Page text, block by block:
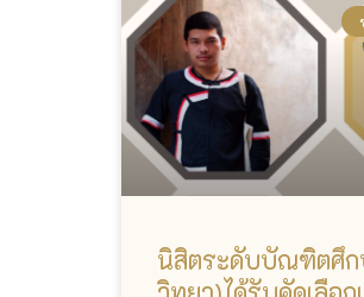
นิสิตระดับบัณฑิตศึก